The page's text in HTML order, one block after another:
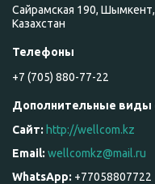
Сайрамская 190, Шымкент,
Казахстан
+7 (705) 880-77-22
http://wellcom.kz
wellcomkz@mail.ru
+77058807722